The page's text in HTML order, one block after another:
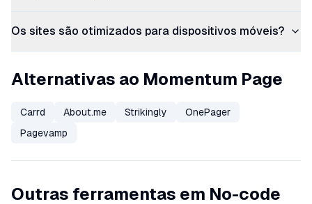
Os sites são otimizados para dispositivos móveis?
Alternativas ao Momentum Page
Carrd About.me Strikingly
OnePager
Pagevamp
Outras ferramentas em No-code